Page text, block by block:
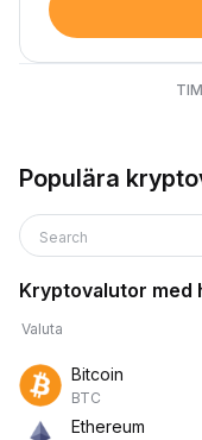
Populära
Search
Kryptovalutor med
Valuta
Bitcoin
BTC
Ethereum